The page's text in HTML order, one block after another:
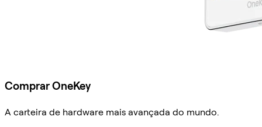
Comprar OneKey
A carteira de hardware mais avançada do mundo.